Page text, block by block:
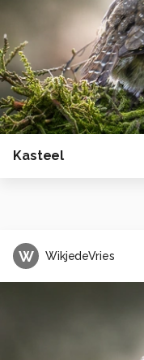
Kasteel
W WikjedeVries